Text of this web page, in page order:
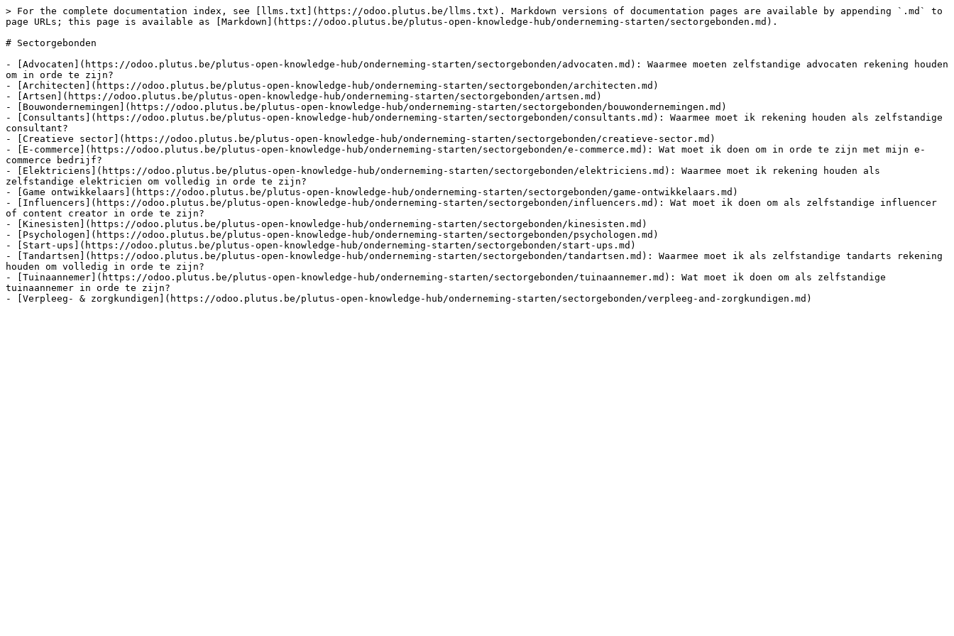
> For the complete documentation index, see [llms.txt](https://odoo.plutus.be/llms.txt). Markdown versions of documentation pages are available by appending `.md` to
page URLs; this page is available as [Markdown](https://odoo.plutus.be/plutus-open-knowledge-hub/onderneming-starten/sectorgebonden.md).
# Sectorgebonden
- [Advocaten](https://odoo.plutus.be/plutus-open-knowledge-hub/onderneming-starten/sectorgebonden/advocaten.md): Waarmee moeten zelfstandige advocaten rekening houden
om in orde te zijn?
- [Architecten](https://odoo.plutus.be/plutus-open-knowledge-hub/onderneming-starten/sectorgebonden/architecten.md)
- [Artsen](https://odoo.plutus.be/plutus-open-knowledge-hub/onderneming-starten/sectorgebonden/artsen.md)
- [Bouwondernemingen](https://odoo.plutus.be/plutus-open-knowledge-hub/onderneming-starten/sectorgebonden/bouwondernemingen.md)
- [Consultants](https://odoo.plutus.be/plutus-open-knowledge-hub/onderneming-starten/sectorgebonden/consultants.md): Waarmee moet ik rekening houden als zelfstandige
consultant?
- [Creatieve sector](https://odoo.plutus.be/plutus-open-knowledge-hub/onderneming-starten/sectorgebonden/creatieve-sector.md)
- [E-commerce](https://odoo.plutus.be/plutus-open-knowledge-hub/onderneming-starten/sectorgebonden/e-commerce.md): Wat moet ik doen om in orde te zijn met mijn e-
commerce bedrijf?
- [Elektriciens](https://odoo.plutus.be/plutus-open-knowledge-hub/onderneming-starten/sectorgebonden/elektriciens.md): Waarmee moet ik rekening houden als
zelfstandige elektricien om volledig in orde te zijn?
- [Game ontwikkelaars](https://odoo.plutus.be/plutus-open-knowledge-hub/onderneming-starten/sectorgebonden/game-ontwikkelaars.md)
- [Influencers](https://odoo.plutus.be/plutus-open-knowledge-hub/onderneming-starten/sectorgebonden/influencers.md): Wat moet ik doen om als zelfstandige influencer
of content creator in orde te zijn?
- [Kinesisten](https://odoo.plutus.be/plutus-open-knowledge-hub/onderneming-starten/sectorgebonden/kinesisten.md)
- [Psychologen](https://odoo.plutus.be/plutus-open-knowledge-hub/onderneming-starten/sectorgebonden/psychologen.md)
- [Start-ups](https://odoo.plutus.be/plutus-open-knowledge-hub/onderneming-starten/sectorgebonden/start-ups.md)
- [Tandartsen](https://odoo.plutus.be/plutus-open-knowledge-hub/onderneming-starten/sectorgebonden/tandartsen.md): Waarmee moet ik als zelfstandige tandarts rekening
houden om volledig in orde te zijn?
- [Tuinaannemer](https://odoo.plutus.be/plutus-open-knowledge-hub/onderneming-starten/sectorgebonden/tuinaannemer.md): Wat moet ik doen om als zelfstandige
tuinaannemer in orde te zijn?